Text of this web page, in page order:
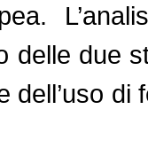
delle due
dell’uso di